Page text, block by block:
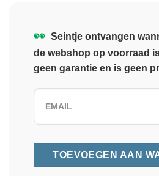
👀 Seintje ontvangen
de webshop op voorraad
geen garantie en is geen